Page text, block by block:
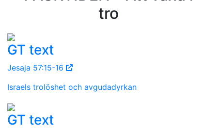
tro
GT text
Jesaja 57:15-16
Israels trolöshet och avgudadyrkan
GT text